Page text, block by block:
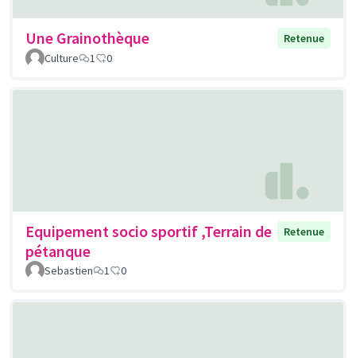
Une Grainothèque
Retenue
Culture
1 0
Equipement socio sportif ,Terrain de
pétanque
Retenue
Sebastien 1 0